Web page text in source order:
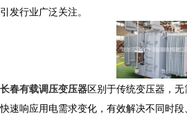
引发行业广泛关注。​
长春有载调压变压器区别于传统变压器，
快速响应用电需求变化，有效解决不同时段